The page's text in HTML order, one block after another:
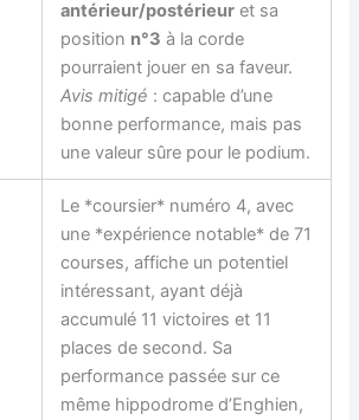
antérieur/postérieur et sa
position n°3 à la corde
pourraient jouer en sa faveur.
Avis mitigé : capable d’une
bonne performance, mais pas
une valeur sûre pour le podium.
Le *coursier* numéro 4, avec
une *expérience notable* de 71
courses, affiche un potentiel
intéressant, ayant déjà
accumulé 11 victoires et 11
places de second. Sa
performance passée sur ce
même hippodrome d’Enghien,